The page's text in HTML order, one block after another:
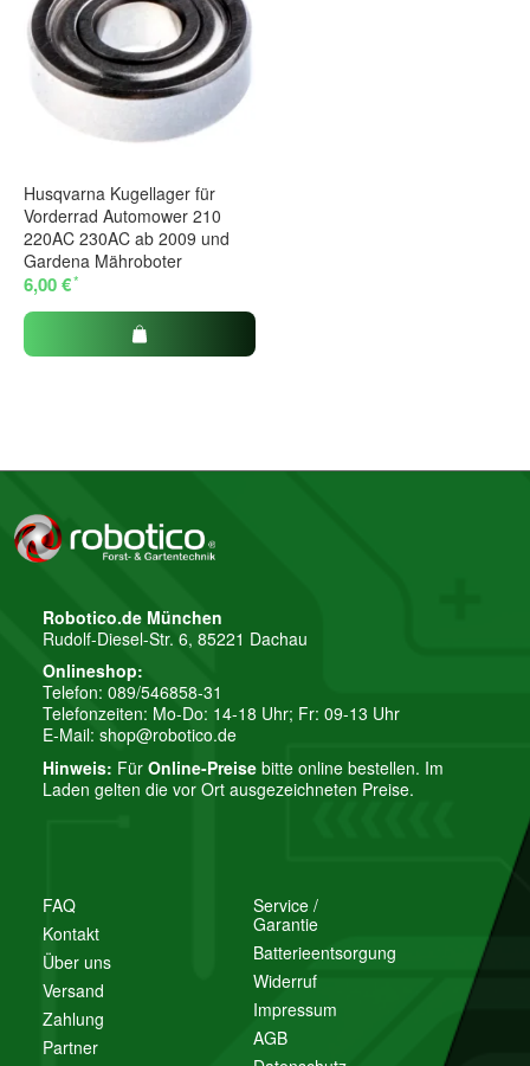
Husqvarna Kugellager für
Vorderrad Automower 210
220AC 230AC ab 2009 und
Gardena Mähroboter
6,00 €*
FAQ
Kontakt
Über uns
Versand
Zahlung
Partner
Service /
Garantie
Batterieentsorgung
Widerruf
Impressum
AGB
Robotico.de München
Rudolf-Diesel-Str. 6, 85221 Dachau
Onlineshop:
Telefon: 089/546858-31
Telefonzeiten: Mo-Do: 14-18 Uhr; Fr: 09-13 Uhr
E-Mail: shop@robotico.de
Hinweis: Für Online-Preise bitte online bestellen. Im
Laden gelten die vor Ort ausgezeichneten Preise.